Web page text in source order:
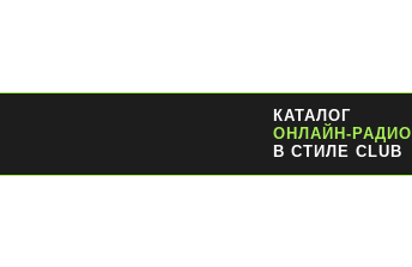
КАТАЛОГ
ОНЛАЙН-РАДИО
В СТИЛЕ CLUB